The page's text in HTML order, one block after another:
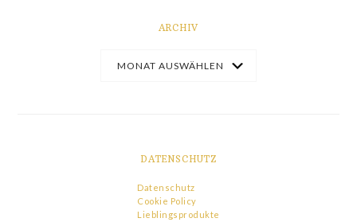
ARCHIV
DATENSCHUTZ
Datenschutz
Cookie Policy
Lieblingsprodukte